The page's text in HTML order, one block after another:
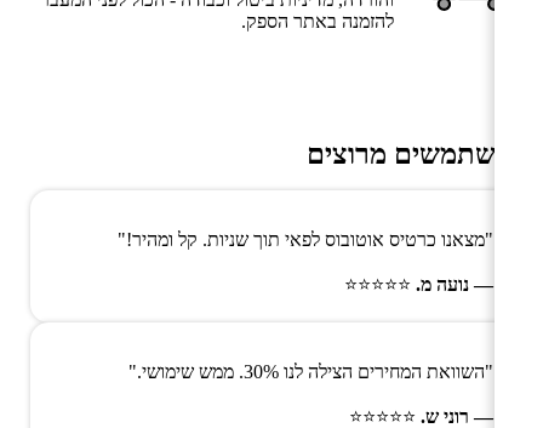
להזמנה באתר הספק.
משתמשים מרוצים
"מצאנו כרטיס אוטובוס לפאי תוך שניות. קל ומהיר!"
— נועה מ. ⭐⭐⭐⭐⭐
"השוואת המחירים הצילה לנו 30%. ממש שימושי."
— רוני ש. ⭐⭐⭐⭐⭐